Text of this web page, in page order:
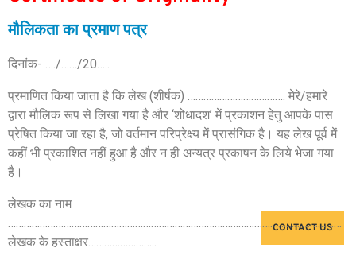
CONTACT US
मौलिकता का प्रमाण पत्र
दिनांक- …./……/20…..
प्रमाणित किया जाता है कि लेख (शीर्षक) ………………………………. मेरे/हमारे
द्वारा मौलिक रूप से लिखा गया है और ‘शोधादश’ में प्रकाशन हेतु आपके पास
प्रेषित किया जा रहा है, जो वर्तमान परिप्रेक्ष्य में प्रासंगिक है। यह लेख पूर्व में
कहीं भी प्रकाशित नहीं हुआ है और न ही अन्यत्र प्रकाषन के लिये भेजा गया
है।
लेखक का नाम
………………………………………………………………………………………………………………
लेखक के हस्ताक्षर……………………..